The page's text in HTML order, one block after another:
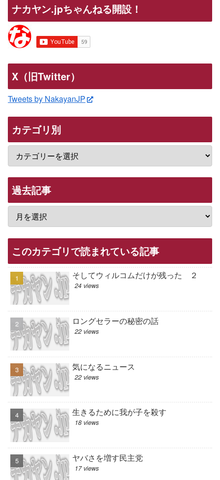
ナカヤン.jpちゃんねる開設！
X（旧Twitter）
Tweets by NakayanJP
カテゴリ別
過去記事
このカテゴリで読まれている記事
そしてウィルコムだけが残った ２
24 views
ロングセラーの秘密の話
22 views
気になるニュース
22 views
生きるために我が子を殺す
18 views
ヤバさを増す民主党
17 views